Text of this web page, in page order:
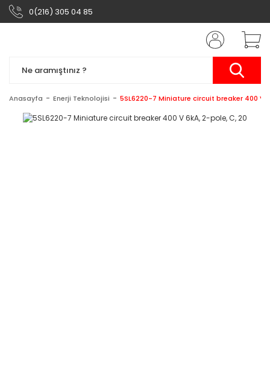
0(216) 305 04 85
Anasayfa Enerji Teknolojisi 5SL6220-7 Miniature circuit breaker 400 V